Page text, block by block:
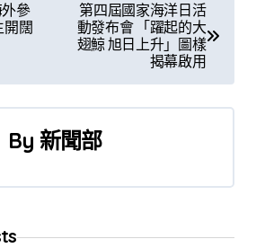
參
開闊
第四屆國家海洋日活
動發布會 「躍起的大
翅鯨 旭日上升」圖樣
揭幕啟用
By 新聞部